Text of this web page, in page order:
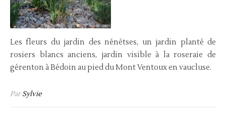
Les fleurs du jardin des nénétses, un jardin planté de
rosiers blancs anciens, jardin visible à la roseraie de
gérenton à Bédoin au pied du Mont Ventoux en vaucluse.
ParSylvie